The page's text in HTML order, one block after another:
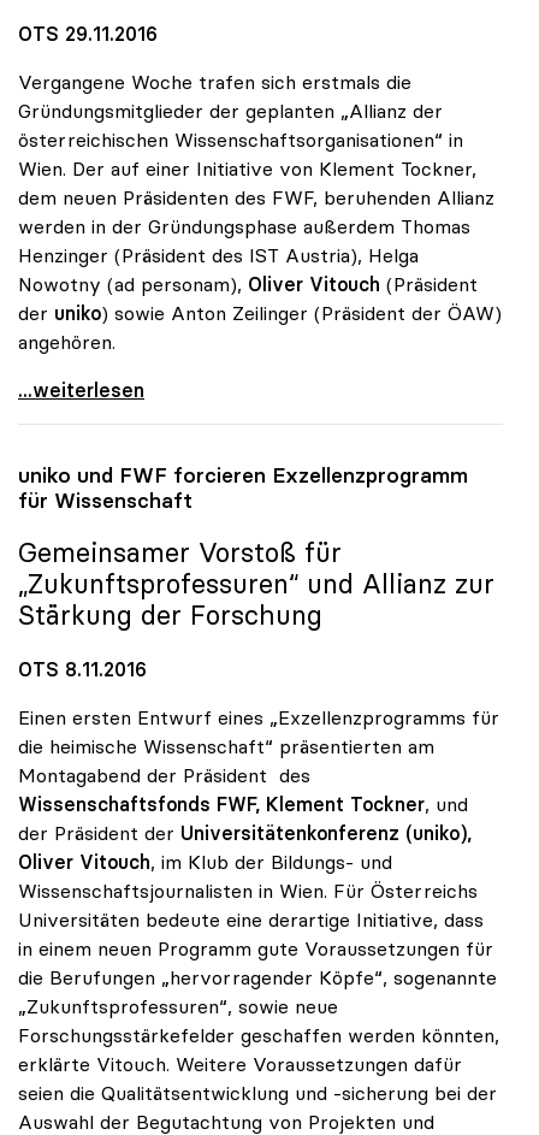
OTS 29.11.2016
Vergangene Woche trafen sich erstmals die
Gründungsmitglieder der geplanten „Allianz der
österreichischen Wissenschaftsorganisationen“ in
Wien. Der auf einer Initiative von Klement Tockner,
dem neuen Präsidenten des FWF, beruhenden Allianz
werden in der Gründungsphase außerdem Thomas
Henzinger (Präsident des IST Austria), Helga
Nowotny (ad personam), Oliver Vitouch (Präsident
der uniko) sowie Anton Zeilinger (Präsident der ÖAW)
angehören.
Allianz der Österreich.
...weiterlesen
uniko und FWF forcieren Exzellenzprogramm
für Wissenschaft
Gemeinsamer Vorstoß für
„Zukunftsprofessuren“ und Allianz zur
Stärkung der Forschung
OTS 8.11.2016
Einen ersten Entwurf eines „Exzellenzprogramms für
die heimische Wissenschaft“ präsentierten am
Montagabend der Präsident des
Wissenschaftsfonds FWF, Klement Tockner, und
der Präsident der Universitätenkonferenz (uniko),
Oliver Vitouch, im Klub der Bildungs- und
Wissenschaftsjournalisten in Wien. Für Österreichs
Universitäten bedeute eine derartige Initiative, dass
in einem neuen Programm gute Voraussetzungen für
die Berufungen „hervorragender Köpfe“, sogenannte
„Zukunftsprofessuren“, sowie neue
Forschungsstärkefelder geschaffen werden könnten,
erklärte Vitouch. Weitere Voraussetzungen dafür
seien die Qualitätsentwicklung und -sicherung bei der
Auswahl der Begutachtung von Projekten und